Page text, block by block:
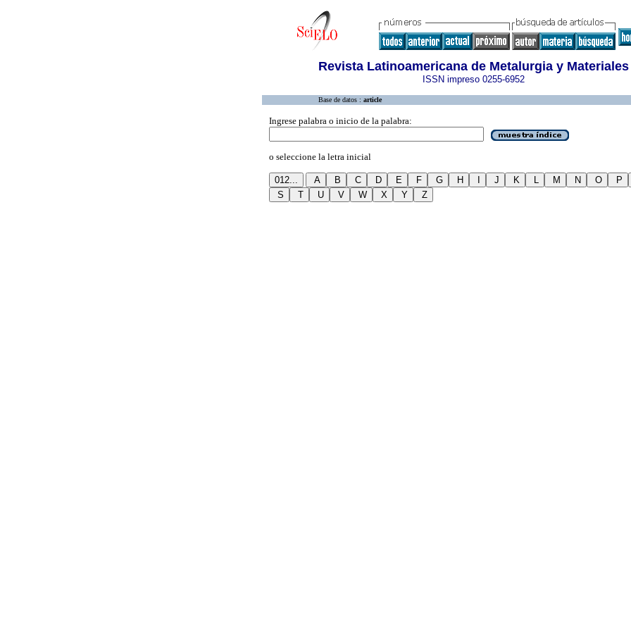
Revista Latinoamericana de Metalurgia y Materiales
ISSN impreso 0255-6952
Base de datos : article
Ingrese palabra o inicio de la palabra:
o seleccione la letra inicial